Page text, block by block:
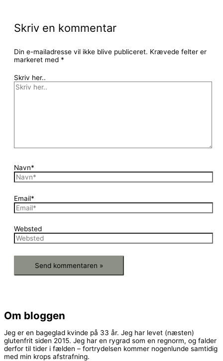
Skriv en kommentar
Din e-mailadresse vil ikke blive publiceret. Krævede felter er
markeret med *
Skriv her..
Navn*
Email*
Websted
Om bloggen
Jeg er en bageglad kvinde på 33 år. Jeg har levet (næsten)
glutenfrit siden 2015. Jeg har en rygrad som en regnorm, og falder
derfor til tider i fælden – fortrydelsen kommer nogenlunde samtidig
med min krops afstrafning.